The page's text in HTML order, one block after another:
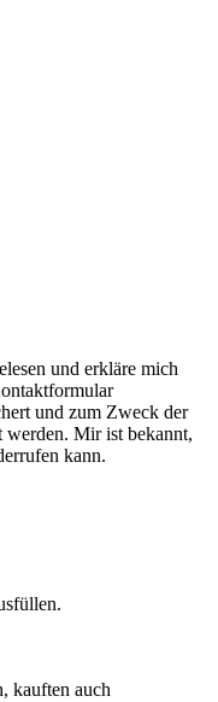
und erkläre mich
und zum Zweck der
werden. Mir ist bekannt,
kann.
kauften auch